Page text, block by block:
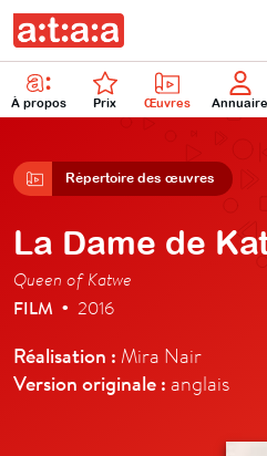
À propos Prix Œuvres Annuaire
Répertoire des œuvres
La Dame de
Queen of Katwe
FILM • 2016
Réalisation : Mira Nair
Version originale : anglais